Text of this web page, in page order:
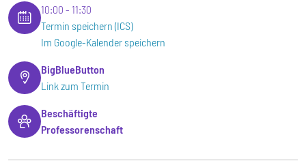
10:00
11:30
Termin speichern (ICS)
Im Google-Kalender speichern
BigBlueButton
Link zum Termin
Beschäftigte
Professorenschaft